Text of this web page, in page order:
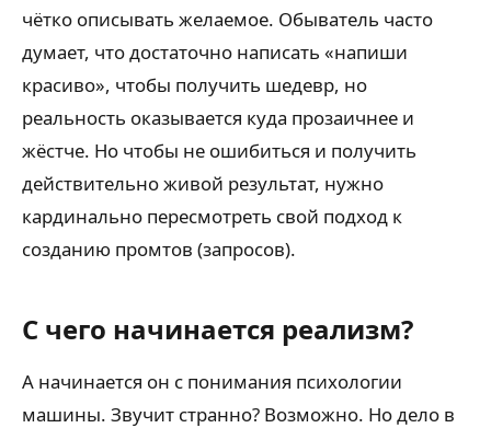
чётко описывать желаемое. Обыватель часто
думает, что достаточно написать «напиши
красиво», чтобы получить шедевр, но
реальность оказывается куда прозаичнее и
жёстче. Но чтобы не ошибиться и получить
действительно живой результат, нужно
кардинально пересмотреть свой подход к
созданию промтов (запросов).
С чего начинается реализм?
А начинается он с понимания психологии
машины. Звучит странно? Возможно. Но дело в